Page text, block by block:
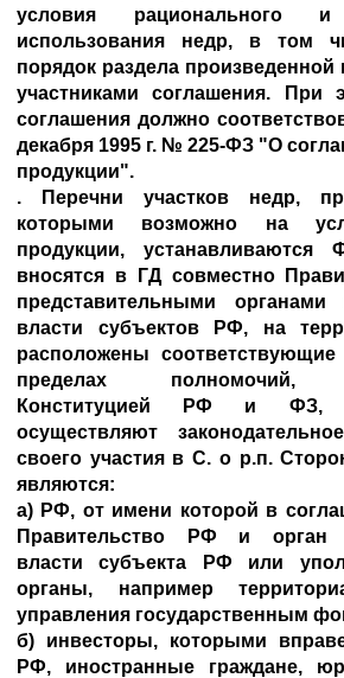
условия рационального и
использования недр, в том
порядок раздела
участниками соглашения. При
соглашения должно
декабря 1995 г. № 225-ФЗ "О
продукции".
. Перечни участков недр,
которыми возможно на
продукции,
вносятся в ГД совместно
представительными органами
власти субъектов РФ, на
расположены
пределах полномочий,
Конституцией РФ и ФЗ,
осуществляют
своего участия в С. о р.п.
являются:
а) РФ, от имени которой в
Правительство РФ и орган
власти субъекта РФ или
органы, например
управления государственным
б) инвесторы, которыми
РФ, иностранные граждане,